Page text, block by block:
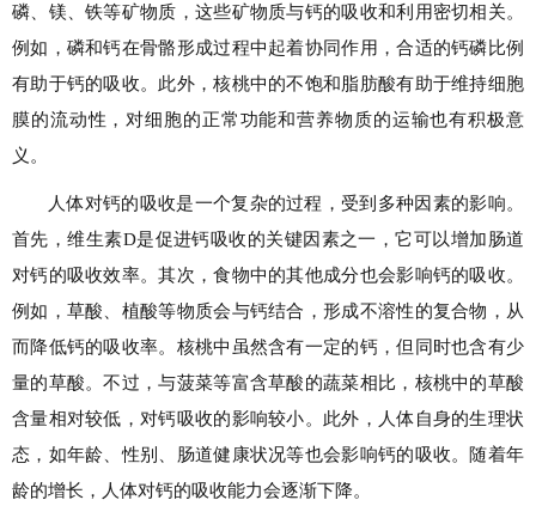
磷、镁、铁等矿物质，这些矿物质与钙的吸收和利用密切相关。
例如，磷和钙在骨骼形成过程中起着协同作用，合适的钙磷比例
有助于钙的吸收。此外，核桃中的不饱和脂肪酸有助于维持细胞
膜的流动性，对细胞的正常功能和营养物质的运输也有积极意
义。
人体对钙的吸收是一个复杂的过程，受到多种因素的影响。
首先，维生素D是促进钙吸收的关键因素之一，它可以增加肠道
对钙的吸收效率。其次，食物中的其他成分也会影响钙的吸收。
例如，草酸、植酸等物质会与钙结合，形成不溶性的复合物，从
而降低钙的吸收率。核桃中虽然含有一定的钙，但同时也含有少
量的草酸。不过，与菠菜等富含草酸的蔬菜相比，核桃中的草酸
含量相对较低，对钙吸收的影响较小。此外，人体自身的生理状
态，如年龄、性别、肠道健康状况等也会影响钙的吸收。随着年
龄的增长，人体对钙的吸收能力会逐渐下降。